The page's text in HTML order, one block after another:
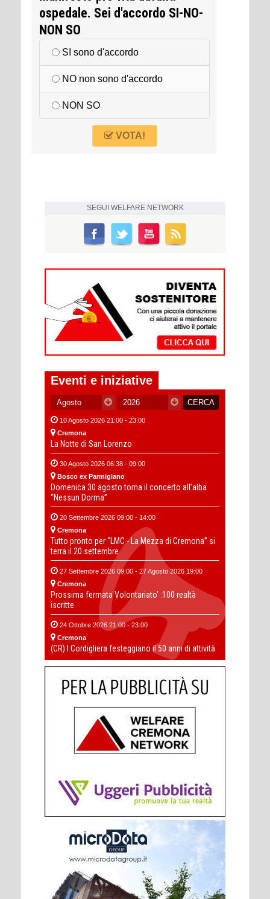
ospedale. Sei d'accordo SI-NO-
NON SO
SI sono d'accordo
NO non sono d'accordo
NON SO
VOTA!
SEGUI WELFARE NETWORK
Eventi e iniziative
10 Agosto 2026 21:00 - 23:00
Cremona
La Notte di San Lorenzo
30 Agosto 2026 06:38 - 09:00
Bosco ex Parmigiano
Domenica 30 agosto torna il concerto all’alba
“Nessun Dorma”
20 Settembre 2026 09:00 - 14:00
Cremona
Tutto pronto per “LMC - La Mezza di Cremona” si
terra il 20 settembre
27 Settembre 2026 09:00 - 27 Agosto 2026 19:00
Cremona
Prossima fermata Volontariato' :100 realtà
iscritte
24 Ottobre 2026 21:00 - 23:00
Cremona
(CR) I Cordigliera festeggiano il 50 anni di attività